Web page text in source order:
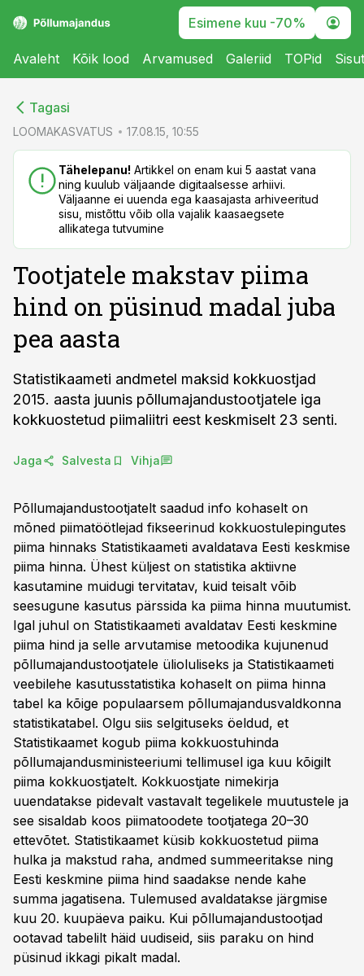
Esimene kuu -70%
Avaleht Kõik lood Arvamused Galeriid TOPid
Tagasi
LOOMAKASVATUS 17.08.15, 10:55
Tähelepanu! Artikkel on enam kui 5 aastat vana
ning kuulub väljaande digitaalsesse arhiivi.
Väljaanne ei uuenda ega kaasajasta arhiveeritud
sisu, mistõttu võib olla vajalik kaasaegsete
allikatega tutvumine
Tootjatele makstav piima
hind on püsinud madal juba
pea aasta
Statistikaameti andmetel maksid kokkuostjad
2015. aasta juunis põllumajandustootjatele iga
kokkuostetud piimaliitri eest keskmiselt 23 senti.
Jaga Salvesta Vihja
Põllumajandustootjatelt saadud info kohaselt on
mõned piimatöötlejad fikseerinud kokkuostulepingutes
piima hinnaks Statistikaameti avaldatava Eesti keskmise
piima hinna. Ühest küljest on statistika aktiivne
kasutamine muidugi tervitatav, kuid teisalt võib
seesugune kasutus pärssida ka piima hinna muutumist.
Igal juhul on Statistikaameti avaldatav Eesti keskmine
piima hind ja selle arvutamise metoodika kujunenud
põllumajandustootjatele ülioluliseks ja Statistikaameti
veebilehe kasutusstatistika kohaselt on piima hinna
tabel ka kõige populaarsem põllumajandusvaldkonna
statistikatabel. Olgu siis selgituseks öeldud, et
Statistikaamet kogub piima kokkuostuhinda
põllumajandusministeeriumi tellimusel iga kuu kõigilt
piima kokkuostjatelt. Kokkuostjate nimekirja
uuendatakse pidevalt vastavalt tegelikele muutustele ja
see sisaldab koos piimatoodete tootjatega 20–30
ettevõtet. Statistikaamet küsib kokkuostetud piima
hulka ja makstud raha, andmed summeeritakse ning
Eesti keskmine piima hind saadakse nende kahe
summa jagatisena. Tulemused avaldatakse järgmise
kuu 20. kuupäeva paiku. Kui põllumajandustootjad
ootavad tabelilt häid uudiseid, siis paraku on hind
püsinud ikkagi pikalt madal.